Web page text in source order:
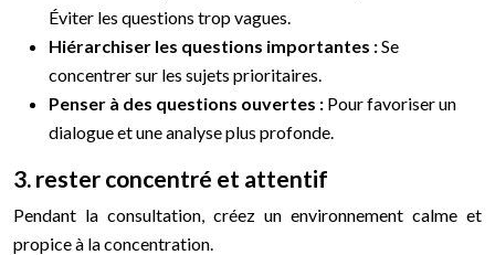
Éviter les questions trop vagues.
Hiérarchiser les questions importantes :Se
concentrer sur les sujets prioritaires.
Penser à des questions ouvertes : Pour favoriser un
dialogue et une analyse plus profonde.
3. rester concentré et attentif
Pendant la consultation, créez un environnement calme et
propice à la concentration.